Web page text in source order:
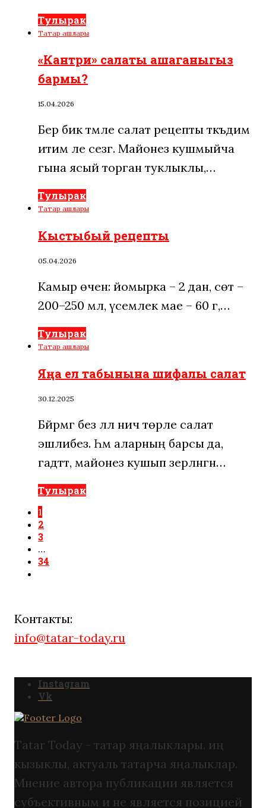
Тулырак
Татар ашлары
«Кантри» салаты ашаганыгыз
бармы?
15.04.2026
Бер бик тәмле салат рецепты тәкъдим
итим әле сезгә. Майонез кушмыйча
гына ясый торган туклыклы,…
Тулырак
Татар ашлары
Кыстыбый рецепты
05.04.2026
Камыр өчен: йомырка – 2 данә, сөт –
200–250 мл, үсемлек мае – 60 г,…
Тулырак
Татар ашлары
Яңа ел табынына шифалы салат
30.12.2025
Бәйрәмгә без әллә ничә төрле салат
эшлибез. Һәм аларның барсы да,
гадәттә, майонез кушып әзерләнгән…
Тулырак
1
2
3
…
34
Контакты:
info@tatar-today.ru
Instagram
Vk
Tatar Today - татар яңалыклары. иң
кызыклы, актуаль татарча яңалыклар.
Мнение автора публикации является
субъективным и не является позицией